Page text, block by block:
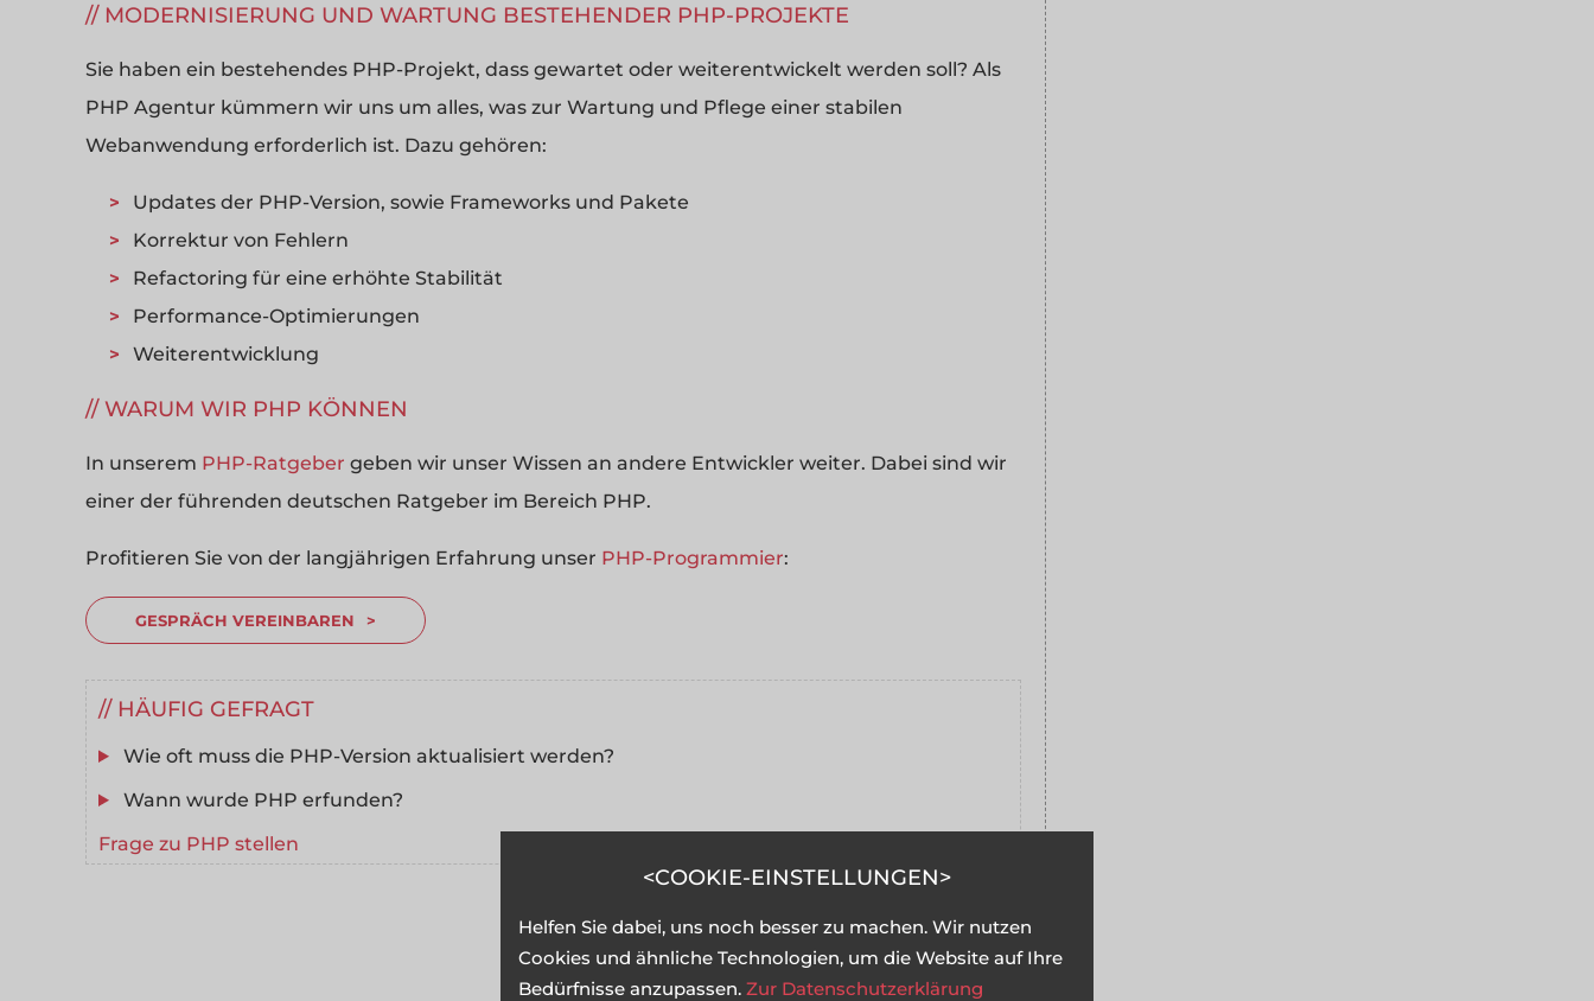
MODERNISIERUNG UND WARTUNG BESTEHENDER PHP-PROJEKTE
Sie haben ein bestehendes PHP-Projekt, dass gewartet oder weiterentwickelt werden soll? Als
PHP Agentur kümmern wir uns um alles, was zur Wartung und Pflege einer stabilen
Webanwendung erforderlich ist. Dazu gehören:
Updates der PHP-Version, sowie Frameworks und Pakete
Korrektur von Fehlern
Refactoring für eine erhöhte Stabilität
Performance-Optimierungen
Weiterentwicklung
WARUM WIR PHP KÖNNEN
In unserem PHP-Ratgeber geben wir unser Wissen an andere Entwickler weiter. Dabei sind wir
einer der führenden deutschen Ratgeber im Bereich PHP.
Profitieren Sie von der langjährigen Erfahrung unser PHP-Programmier:
GESPRÄCH VEREINBAREN
HÄUFIG GEFRAGT
Wie oft muss die PHP-Version aktualisiert werden?
Wann wurde PHP erfunden?
Frage zu PHP stellen
COOKIE-EINSTELLUNGEN
Helfen Sie dabei, uns noch besser zu machen. Wir nutzen
Cookies und ähnliche Technologien, um die Website auf Ihre
Bedürfnisse anzupassen. Zur Datenschutzerklärung